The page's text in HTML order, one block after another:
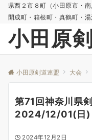
県西２市８町（小田原市・
開成町・箱根町・真鶴町・
小田原
小田原剣道連盟 大会
第71回神奈川県
2024/12/01(日)
2024年12月2日